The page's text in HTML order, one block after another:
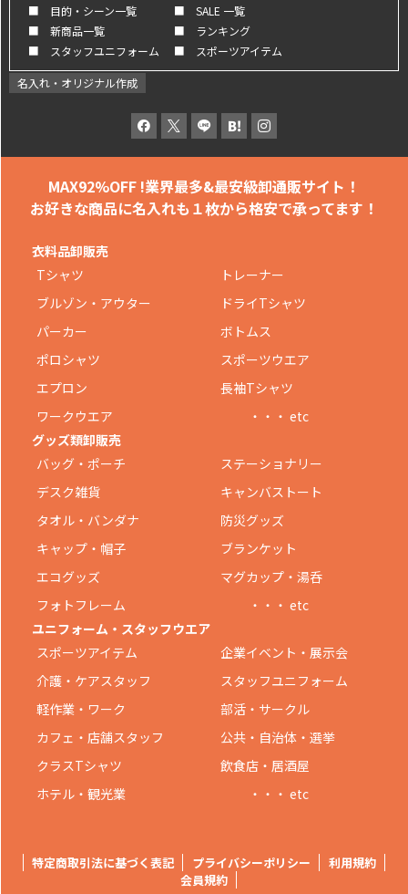
■ 目的・シーン一覧
■ SALE 一覧
■ 新商品一覧
■ ランキング
■ スタッフユニフォーム
■ スポーツアイテム
名入れ・オリジナル作成
MAX92%OFF !業界最多&最安級卸通販サイト！
お好きな商品に名入れも １枚から格安で承ってます！
衣料品卸販売
Tシャツ
トレーナー
ブルゾン・アウター
ドライTシャツ
パーカー
ボトムス
ポロシャツ
スポーツウエア
エプロン
長袖Tシャツ
ワークウエア
・・・ etc
グッズ類卸販売
バッグ・ポーチ
ステーショナリー
デスク雑貨
キャンバストート
タオル・バンダナ
防災グッズ
キャップ・帽子
ブランケット
エコグッズ
マグカップ・湯呑
フォトフレーム
・・・ etc
ユニフォーム・スタッフウエア
スポーツアイテム
企業イベント・展示会
介護・ケアスタッフ
スタッフユニフォーム
軽作業・ワーク
部活・サークル
カフェ・店舗スタッフ
公共・自治体・選挙
クラスTシャツ
飲食店・居酒屋
ホテル・観光業
・・・ etc
特定商取引法に基づく表記 プライバシーポリシー
利用規約
会員規約